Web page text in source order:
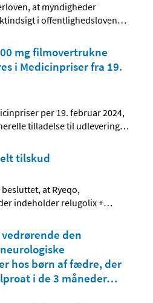
at myndigheder
i offentlighedsloven…
mg filmovertrukne
i Medicinpriser fra 19.
per 19. februar 2024,
tilladelse til udlevering…
tilskud
at Ryeqo,
indeholder relugolix +…
den
hos børn af fædre, der
i de 3 måneder…